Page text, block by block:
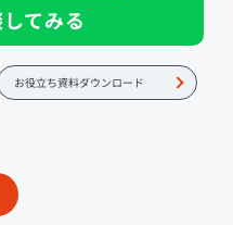
てみる
お役立ち資料ダウンロード